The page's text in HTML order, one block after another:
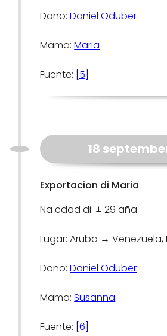
Doño:Daniel Oduber
Mama:Maria
Fuente: [5]
18
Exportacion di Maria
Na edad di: ± 29 aña
Lugar: Aruba → Venezuela,
Doño:Daniel Oduber
Mama:Susanna
Fuente: [6]